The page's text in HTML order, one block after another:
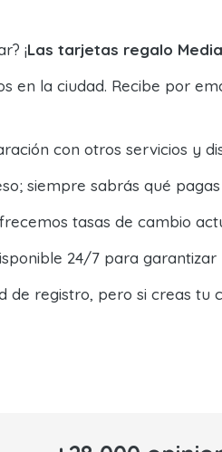
¡Las tarjetas regalo
en la ciudad. Recibe por
con otros servicios y
siempre sabrás qué
tasas de cambio
24/7 para
de registro, pero si creas tu